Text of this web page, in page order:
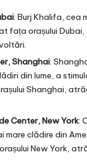
: Burj Khalifa, cea
fața orașului
Shanghai:
din lume, a
Shanghai,
Center, New York:
mare clădire din
New York,